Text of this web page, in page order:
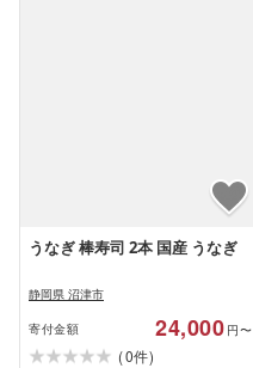
うなぎ 棒寿司 2本 国産 うなぎ
静岡県 沼津市
寄付金額 24,000 円〜
(0件)